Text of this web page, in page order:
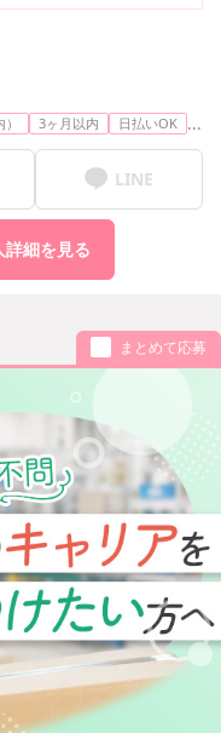
3ヶ月以内 日払いOK ...
LINE
詳細を見る
まとめて応募